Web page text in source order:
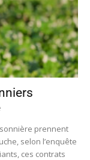
prennent
selon l’enquête
ces contrats